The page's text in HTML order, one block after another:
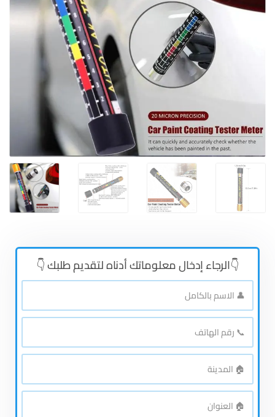
👇الرجاء إدخال معلوماتك أدناه لتقديم طلبك 👇
👤
الاسم
بالكامل*
📞
رقم
الهاتف*
🏠
المدينة*
🏠
العنوان*